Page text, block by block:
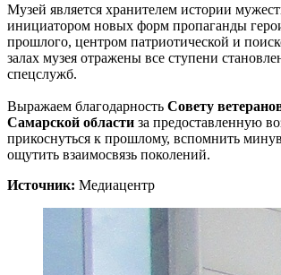
Музей является хранителем истории
инициатором новых форм пропаганды
прошлого, центром патриотической и
залах музея отражены все ступени
спецслужб.
Выражаем благодарность Совету
Самарской области за предоставленную
прикоснуться к прошлому, вспомнить
ощутить взаимосвязь поколений.
Источник: Медиацентр